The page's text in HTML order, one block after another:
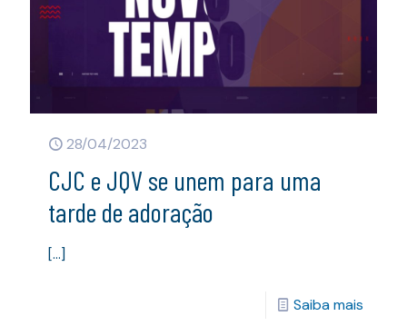
28/04/2023
CJC e JQV se unem para uma
tarde de adoração
[…]
Saiba mais